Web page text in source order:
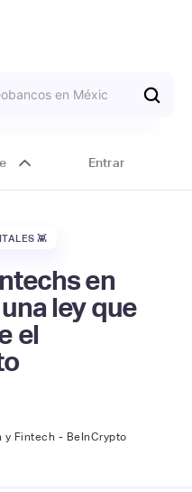
Entrar
👾
en
ley que
el
y Fintech - BeInCrypto